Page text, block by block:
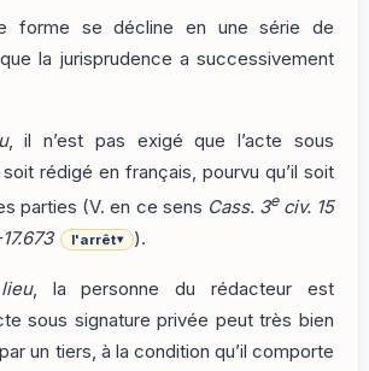
forme se décline en une série de
la jurisprudence a successivement
, il n’est pas exigé que l’acte sous
rédigé en français, pourvu qu’il soit
parties (V. en ce sens Cass. 3eciv. 15
l'arrêt▾ ).
, la personne du rédacteur est
sous signature privée peut très bien
un tiers, à la condition qu’il comporte